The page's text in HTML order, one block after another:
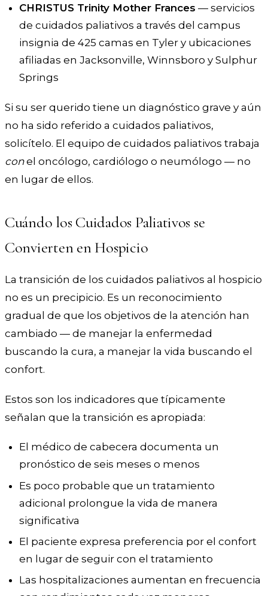
CHRISTUS Trinity Mother Frances — servicios
de cuidados paliativos a través del campus
insignia de 425 camas en Tyler y ubicaciones
afiliadas en Jacksonville, Winnsboro y Sulphur
Springs
Si su ser querido tiene un diagnóstico grave y aún
no ha sido referido a cuidados paliativos,
solicítelo. El equipo de cuidados paliativos trabaja
conel oncólogo, cardiólogo o neumólogo — no
en lugar de ellos.
Cuándo los Cuidados Paliativos se
Convierten en Hospicio
La transición de los cuidados paliativos al hospicio
no es un precipicio. Es un reconocimiento
gradual de que los objetivos de la atención han
cambiado — de manejar la enfermedad
buscando la cura, a manejar la vida buscando el
confort.
Estos son los indicadores que típicamente
señalan que la transición es apropiada:
El médico de cabecera documenta un
pronóstico de seis meses o menos
Es poco probable que un tratamiento
adicional prolongue la vida de manera
significativa
El paciente expresa preferencia por el confort
en lugar de seguir con el tratamiento
Las hospitalizaciones aumentan en frecuencia